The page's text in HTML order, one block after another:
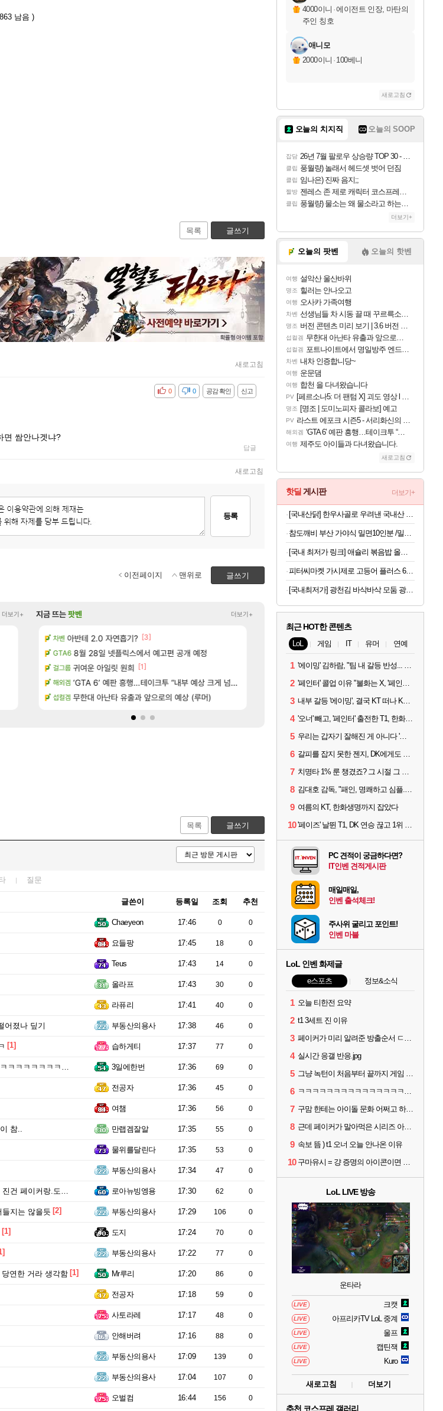
남음 )
목록 글쓰기
새로고침
신고
공감 확인
비공감 0
0
면 쌈안나겟냐?
답글
새로고침
등록
글쓰기
이전페이지 맨위로
더보기+
리니지M 미쳤다. 자랑글 [19]
리니지M 패스 세계수뽑기 최고네..ㄷㄷ [11]
리니지M 방금 직접찍은건데 [26]
메이플 ㅅㅂ츄츄지지 인기캐릭터 왜이러는데? [103]
메이플 안녕하세요 으찌입니다. [648]
강 재련석 스펙 떴다
노진구: 전 국민한테 10만원씩 줄거야.gif
실시간 응갤 반응.jpg
[4]
디몬 스킬들 디테일 수치 풀림 [5]
제논 윗잠 공 36퍼 팝니다 [116]
지금 뜨는팟벤 더보기+
차벤 아반테 2.0 자연흡기? [3]
GTA6 8월 28일 넷플릭스에서 예고편 공개 예정
걸그룹 귀여운 아일릿 원희 [1]
해외겜 ‘GTA 6’ 예판 흥행…테이크투 “내부 예상 크게 넘어”
섭컬겜 무한대 아난타 유출과 앞으로의 예상 (루머)
라스트 에포크 시즌5 - 서리화신의 분노 티저
[페르소나5: 더 팬텀 X] 괴도 영상 l 타카마키 안·댄싱 스
선생님들 차 시동 끌 때 꾸르륵소리나는데
1세대 K7 3.5NA인데 LF쏘나타 2.0NA 기변하면 유류비 절약이 얼마나 될까
설악산 울산바위
목록 글쓰기
질문
글쓴이 등록일 조회 추천
Chaeyeon 17:46 0 0
요들팡 17:45 18 0
Teus 17:43 14 0
올라프 17:43 30 0
라퓨리 17:41 40 0
어졌나 딮기 부동산의용사 17:38 46 0
[1] 습하게티 17:37 77 0
ㅋㅋㅋㅋㅋㅋㅋㅋ 3일에한번 17:36 69 0
전공자 17:36 45 0
여챔 17:36 56 0
참.. 만랩겜잘알 17:35 55 0
물위를달린다 17:35 53 0
부동산의용사 17:34 47 0
.도란 때문이라니까? 로아뉴빙엥용 17:30 62 0
지는 않을듯 [2] 부동산의용사 17:29 106 0
[1] 도지 17:24 70 0
부동산의용사 17:22 77 0
연한 거라 생각함 [1] Mr루리 17:20 86 0
전공자 17:18 59 0
사토라레 17:17 48 0
안해버려 17:16 88 0
부동산의용사 17:09 139 0
부동산의용사 17:04 107 0
오벌컴 16:44 156 0
4000이니 ·에이전트 인장, 마탄의
주인 칭호
애니모
2000이니 · 100베니
새로고침
오늘의 치지직 오늘의 SOOP
잡담 26년 7월 팔로우 상승량 TOP 30 - 월간 치지직
클립 풍월량) 놀래서 헤드셋 벗어 던짐
클립 임나은) 진짜 음지;;
짤방 젠레스 존 제로 캐릭터 코스프레한 꽁주
클립 풍월량) 물소는 왜 물소라고 하는거야? 아! 그만 ㅋㅋ 알았어 ㅋㅋ
더보기+
오늘의 팟벤 오늘의 핫벤
여행 설악산 울산바위
명조 힐러는 안나오고
여행 오사카 가족여행
차벤 선생님들 차 시동 끌 때 꾸르륵소리나는데
명조 버전 콘텐츠 미리 보기 | 3.6 버전 「신기루 속 등불 그림자, 속세에 깃든 검의 결심」이 8월 20일에 업데이트됩니다!
섭컬겜 무한대 아난타 유출과 앞으로의 예상 (루머)
섭컬겜 포트나이트에서 명일방주 엔드필드 [펠리카] 판매 예정
차벤 내차 인증합니당~
여행 운문댐
여행 합천 을 다녀왔습니다
PV [페르소나5: 더 팬텀 X] 괴도 영상 l 타카마키 안·댄싱 스타
명조 [명조 | 도미노피자 콜라보] 예고
PV 라스트 에포크 시즌5 - 서리화신의 분노 티저
해외겜 ‘GTA 6’ 예판 흥행…테이크투 “내부 예상 크게 넘어”
여행 제주도 아이들과 다녀왔습니다.
새로고침
핫딜 게시판 더보기+
피터씨마켓 가시제로 고등어 플러스 600g x2팩
[국내최저가] 광천김 바삭바삭 모둠 광천 김자반, 40g, 10봉
최근 HOT한 콘텐츠
LoL 게임 IT 유머 연예
1 '에이밍' 김하람, "팀 내 갈등 반성... 끝까지 뛰고 싶었다"
2 '페인터' 콜업 이유 "불화는 X, '페인터'는 부족한 콜을 채워줄 선수"
3 내부 갈등 '에이밍', 결국 KT 떠나 KRX로...'지우'와 트레이드
4 '오너' 빼고, '페인터' 출전한 T1, 한화생명에 패배
5 우리는 갑자기 잘해진 게 아니다 '씨맥' 김대호 감독의 자신감
6 갈피를 잡지 못한 젠지, DK에게도 0:2 패배
7 치명타 1% 룬 챙겼죠? 그 시절 그 감성 '롤 클래식' 30일 출시
8 김대호 감독, "패인, 명쾌하고 심플...다시 힘낼 수 있어"
9 여름의 KT, 한화생명까지 잡았다
10 '페이즈' 날뛴 T1, DK 연승 끊고 1위 지켜
PC 견적이 궁금하다면?
IT인벤 견적게시판
매일매일,
인벤 출석체크!
주사위 굴리고 포인트!
인벤 마블
LoL 인벤 화제글
e스포츠 정보&소식
1 오늘 티한전 요약
2 t1 3세트 진 이유
3 페이커가 미리 알려준 방출순서 ㄷㄷㄷㄷ
4 실시간 응갤 반응.jpg
5 그냥 녹턴이 처음부터 끝까지 게임 지게 굴려줬는데
6 ㅋㅋㅋㅋㅋㅋㅋㅋㅋㅋㅋㅋㅋㅋㅋㅋㅋㅋ
7 구맘 한테는 아이돌 문화 어쩌고 하더니 티원 팬이 제일 역겨움 그냥
8 근데 페이커가 말아먹은 시리즈 아님?
9 속보 뜸 ) t1 오너 오늘 안나온 이유
10 구마유시 = 걍 증명의 아이콘이면 개추 ㅋㅋㅋㅋㅋㅋㅋㅋㅋ
LoL LIVE 방송
운타라
LIVE 크캣
LIVE 아프리카TV LoL 중계
LIVE 울프
LIVE 캡틴잭
LIVE Kuro
새로고침 더보기
추천 코스프레 갤러리